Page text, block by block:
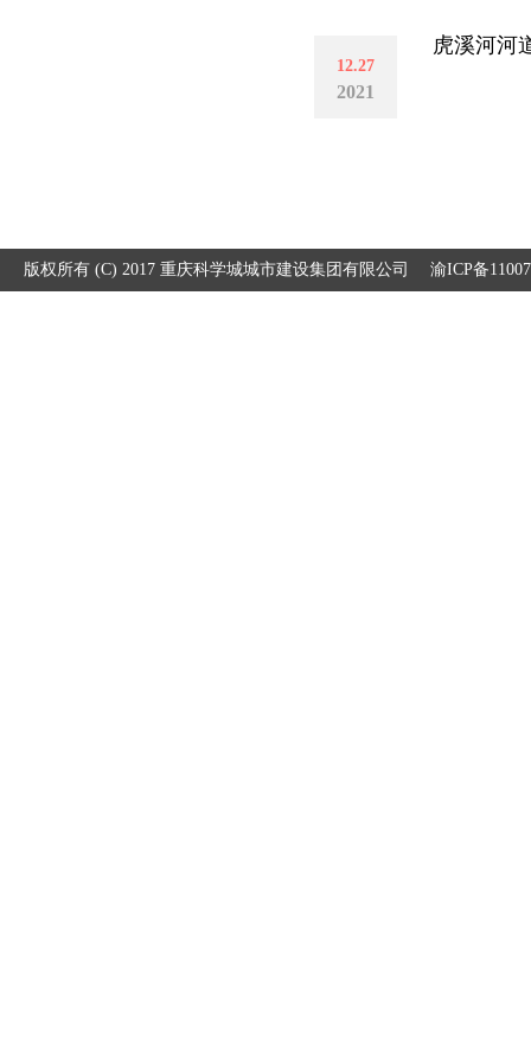
12.27
2021
虎溪河河
版权所有 (C) 2017 重庆科学城城市建设集团有限公司 渝ICP备